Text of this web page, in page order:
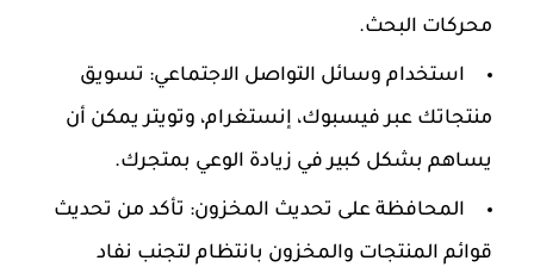
محركات البحث.
استخدام وسائل التواصل الاجتماعي: تسويق
منتجاتك عبر فيسبوك، إنستغرام، وتويتر يمكن أن
يساهم بشكل كبير في زيادة الوعي بمتجرك.
المحافظة على تحديث المخزون: تأكد من تحديث
قوائم المنتجات والمخزون بانتظام لتجنب نفاد